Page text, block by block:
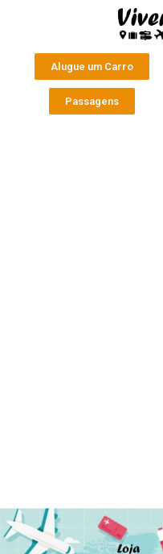
Alugue um Carro
Passagens